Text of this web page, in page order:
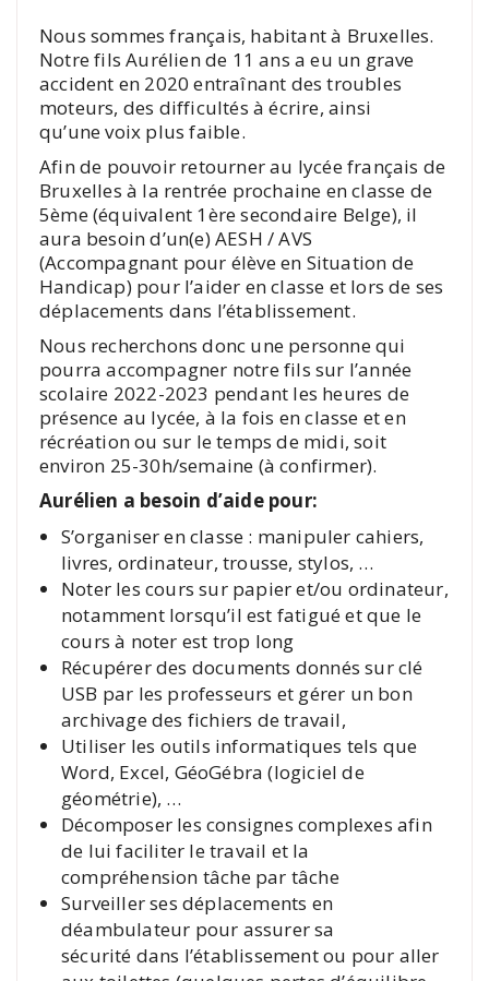
Nous sommes français, habitant à Bruxelles.
Notre fils Aurélien de 11 ans a eu un grave
accident en 2020 entraînant des troubles
moteurs, des difficultés à écrire, ainsi
qu’une voix plus faible.
Afin de pouvoir retourner au lycée français de
Bruxelles à la rentrée prochaine en classe de
5ème (équivalent 1ère secondaire Belge), il
aura besoin d’un(e) AESH / AVS
(Accompagnant pour élève en Situation de
Handicap) pour l’aider en classe et lors de ses
déplacements dans l’établissement.
Nous recherchons donc une personne qui
pourra accompagner notre fils sur l’année
scolaire 2022-2023 pendant les heures de
présence au lycée, à la fois en classe et en
récréation ou sur le temps de midi, soit
environ 25-30h/semaine (à confirmer).
Aurélien a besoin d’aide pour:
S’organiser en classe : manipuler cahiers,
livres, ordinateur, trousse, stylos, …
Noter les cours sur papier et/ou ordinateur,
notamment lorsqu’il est fatigué et que le
cours à noter est trop long
Récupérer des documents donnés sur clé
USB par les professeurs et gérer un bon
archivage des fichiers de travail,
Utiliser les outils informatiques tels que
Word, Excel, GéoGébra (logiciel de
géométrie), …
Décomposer les consignes complexes afin
de lui faciliter le travail et la
compréhension tâche par tâche
Surveiller ses déplacements en
déambulateur pour assurer sa
sécurité dans l’établissement ou pour aller